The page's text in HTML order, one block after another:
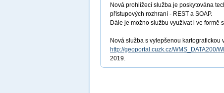
Nová prohlížecí služba je poskytována
přístupových rozhraní - REST a SOAP.
Dále je možno službu využívat i ve formě
Nová služba s vylepšenou
http://geoportal.cuzk.cz/WMS_DATA200/
2019.